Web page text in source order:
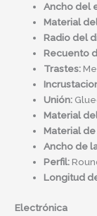
Ancho del
Material
Radio del
Recuento
Trastes:
Unión:
Material
Material
Ancho de
Perfil:
Longitud
Electrónica